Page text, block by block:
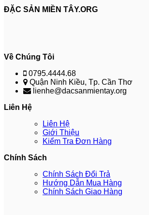
ĐẶC SẢN MIỀN TÂY.ORG
Về Chúng Tôi
0795.4444.68
Quận Ninh Kiều, Tp. Cần Thơ
lienhe@dacsanmientay.org
Liên Hệ
Liên Hệ
Giới Thiệu
Kiểm Tra Đơn Hàng
Chính Sách
Chính Sách Đổi Trả
Hướng Dẫn Mua Hàng
Chính Sách Giao Hàng